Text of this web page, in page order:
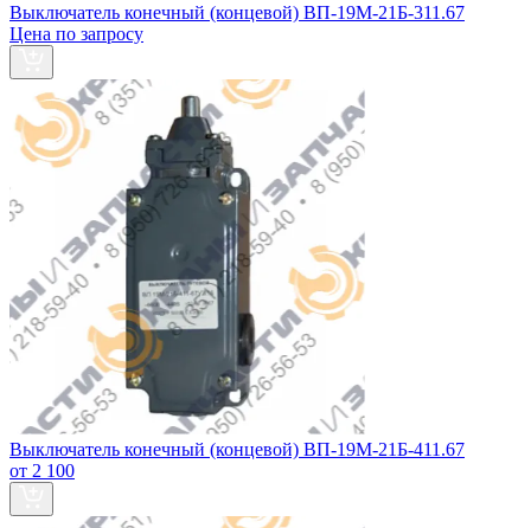
Выключатель конечный (концевой) ВП-19М-21Б-311.67
Цена по запросу
Выключатель конечный (концевой) ВП-19М-21Б-411.67
от 2 100